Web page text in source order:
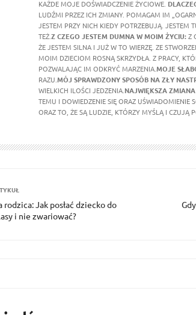
KAŻDE MOJE DOŚWIADCZENIE ŻYCIOWE.
LUDŹMI PRZEZ ICH ZMIANY. POMAGAM IM
JESTEM PRZY NICH KIEDY POTRZEBUJĄ. JESTEM
TEŻ.Z CZEGO JESTEM DUMNA W MOIM ŻYCIU:Z
ŻE JESTEM SILNA I JUŻ W TO WIERZĘ. ZE
MOIM DZIECIOM ROSNĄ SKRZYDŁA. Z PRACY,
POZWALAJĄC IM ODKRYĆ MARZENIA.MOJE
RAZU. MÓJ SPRAWDZONY SPOSÓB NA ZŁY
WIELKICH ILOŚCI JEDZENIA. NAJWIĘKSZA
TEMU I DOWIEDZENIE SIĘ ORAZ UŚWIADOMIENIE
ORAZ TO, ŻE SĄ LUDZIE, KTÓRZY MYŚLĄ I CZUJĄ
rodzica: Jak posłać dziecko do
i nie zwariować?